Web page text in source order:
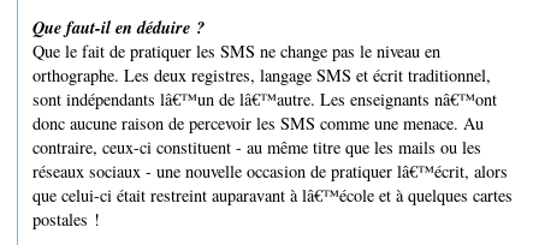
Que faut-il en déduire ?
Que le fait de pratiquer les SMS ne change pas le niveau en
orthographe. Les deux registres, langage SMS et écrit traditionnel,
sont indépendants lâ€™un de lâ€™autre. Les enseignants nâ€™ont
donc aucune raison de percevoir les SMS comme une menace. Au
contraire, ceux-ci constituent - au même titre que les mails ou les
réseaux sociaux - une nouvelle occasion de pratiquer lâ€™écrit, alors
que celui-ci était restreint auparavant à lâ€™école et à quelques cartes
postales !